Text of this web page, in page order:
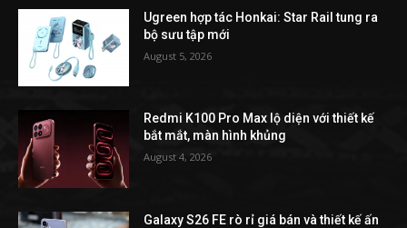
Ugreen hợp tác Honkai: Star Rail tung ra
bộ sưu tập mới
August 5, 2026
Redmi K100 Pro Max lộ diện với thiết kế
bắt mắt, màn hình khủng
August 4, 2026
Galaxy S26 FE rò rỉ giá bán và thiết kế ấn